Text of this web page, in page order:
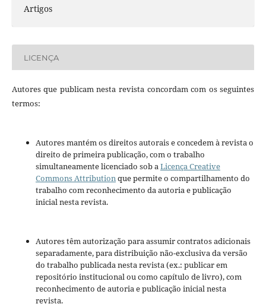
Artigos
LICENÇA
Autores que publicam nesta revista concordam com os seguintes
termos:
Autores mantém os direitos autorais e concedem à revista o
direito de primeira publicação, com o trabalho
simultaneamente licenciado sob aLicença Creative
Commons Attributionque permite o compartilhamento do
trabalho com reconhecimento da autoria e publicação
inicial nesta revista.
Autores têm autorização para assumir contratos adicionais
separadamente, para distribuição não-exclusiva da versão
do trabalho publicada nesta revista (ex.: publicar em
repositório institucional ou como capítulo de livro), com
reconhecimento de autoria e publicação inicial nesta
revista.